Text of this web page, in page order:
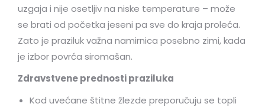
uzgaja i nije osetljiv na niske temperature – može
se brati od početka jeseni pa sve do kraja proleća.
Zato je praziluk važna namirnica posebno zimi, kada
je izbor povrća siromašan.
Zdravstvene prednosti praziluka
Kod uvećane štitne žlezde preporučuju se topli